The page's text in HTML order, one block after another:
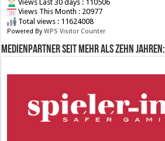
Views Last 30 days : 110506
Views This Month : 20977
Total views : 11624008
Powered ByWPS Visitor Counter
Medienpartner seit mehr als zehn Jahren: